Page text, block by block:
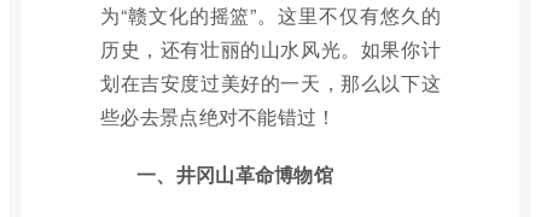
为“赣文化的摇篮”。这里不仅有悠久的
历史，还有壮丽的山水风光。如果你计
划在吉安度过美好的一天，那么以下这
些必去景点绝对不能错过！
一、井冈山革命博物馆